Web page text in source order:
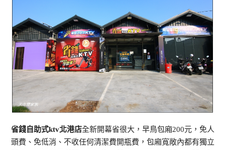
省錢自助式ktv北港店全新開幕省很大，早鳥包廂200元，免人
頭費、免低消、不收任何清潔費開瓶費，包廂寬敞內都有獨立